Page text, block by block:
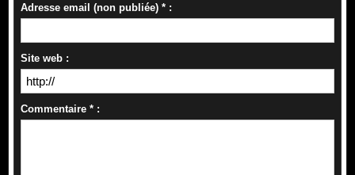
Adresse email (non publiée) * :
Site web :
Commentaire * :